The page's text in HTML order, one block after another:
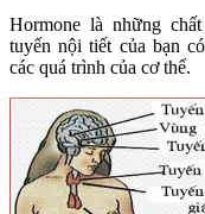
Hormone là những
tuyến nội tiết của bạn
các quá trình của cơ thể.